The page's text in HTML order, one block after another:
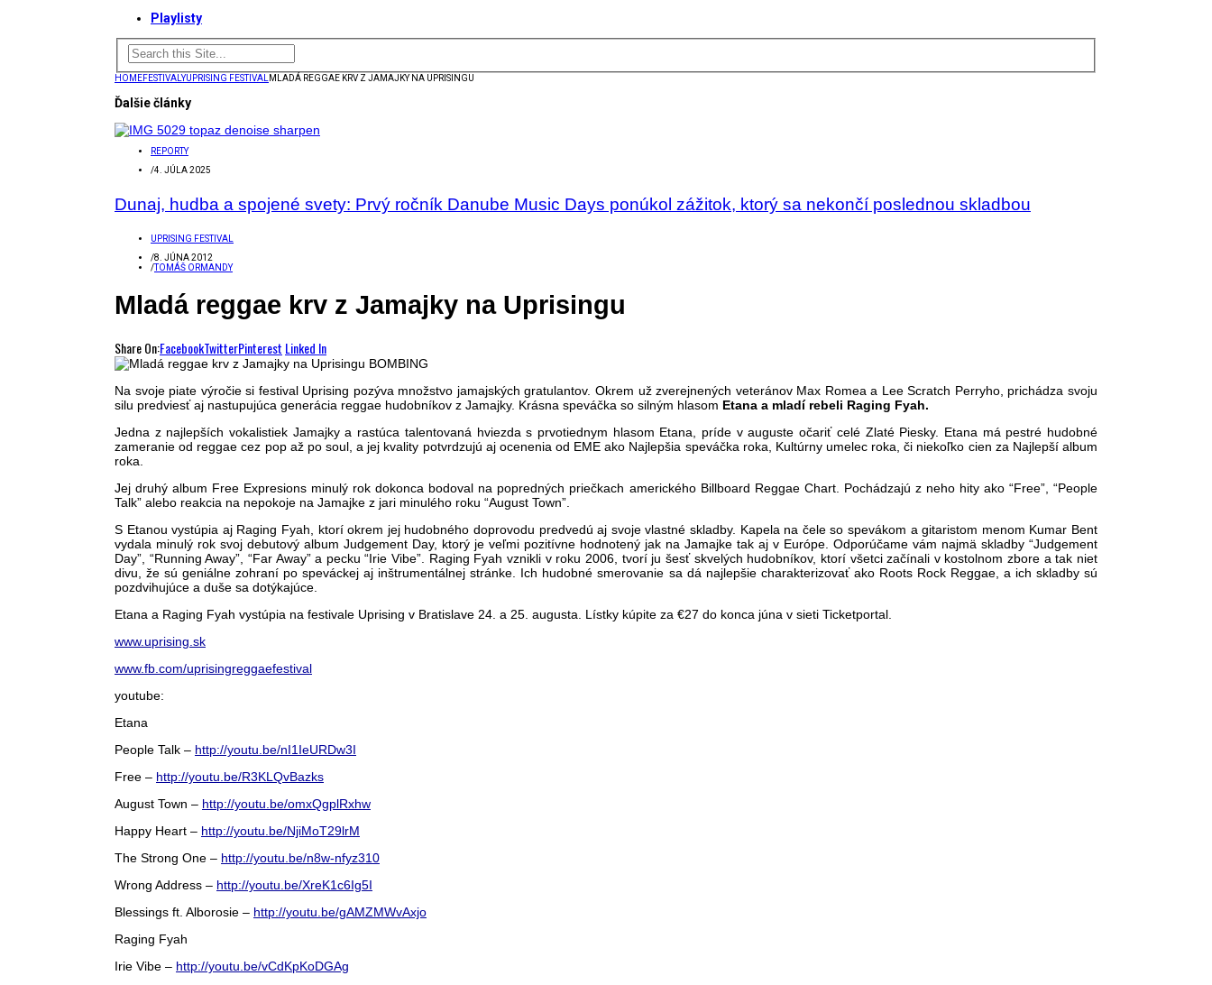
Playlisty
HOMEFESTIVALYUPRISING FESTIVAL MLADÁ REGGAE KRV Z JAMAJKY NA UPRISINGU
Ďalšie články
REPORTY
/4. JÚLA 2025
Dunaj, hudba a spojené svety: Prvý ročník Danube Music Days ponúkol zážitok, ktorý sa nekončí poslednou skladbou
UPRISING FESTIVAL
/8. JÚNA 2012
/TOMÁŠ ORMANDY
Mladá reggae krv z Jamajky na Uprisingu
Share On:FacebookTwitterPinterest Linked In
Na svoje piate výročie si festival Uprising pozýva množstvo jamajských gratulantov. Okrem už zverejnených veteránov Max Romea a Lee Scratch Perryho, prichádza svoju
silu predviesť aj nastupujúca generácia reggae hudobníkov z Jamajky. Krásna speváčka so silným hlasom Etana a mladí rebeli Raging Fyah.
Jedna z najlepších vokalistiek Jamajky a rastúca talentovaná hviezda s prvotiednym hlasom Etana, príde v auguste očariť celé Zlaté Piesky. Etana má pestré hudobné
zameranie od reggae cez pop až po soul, a jej kvality potvrdzujú aj ocenenia od EME ako Najlepšia speváčka roka, Kultúrny umelec roka, či niekoľko cien za Najlepší album
roka.
Jej druhý album Free Expresions minulý rok dokonca bodoval na popredných priečkach amerického Billboard Reggae Chart. Pochádzajú z neho hity ako “Free”, “People
Talk” alebo reakcia na nepokoje na Jamajke z jari minulého roku “August Town”.
S Etanou vystúpia aj Raging Fyah, ktorí okrem jej hudobného doprovodu predvedú aj svoje vlastné skladby. Kapela na čele so spevákom a gitaristom menom Kumar Bent
vydala minulý rok svoj debutový album Judgement Day, ktorý je veľmi pozitívne hodnotený jak na Jamajke tak aj v Európe. Odporúčame vám najmä skladby “Judgement
Day”, “Running Away”, “Far Away” a pecku “Irie Vibe”. Raging Fyah vznikli v roku 2006, tvorí ju šesť skvelých hudobníkov, ktorí všetci začínali v kostolnom zbore a tak niet
divu, že sú geniálne zohraní po speváckej aj inštrumentálnej stránke. Ich hudobné smerovanie sa dá najlepšie charakterizovať ako Roots Rock Reggae, a ich skladby sú
pozdvihujúce a duše sa dotýkajúce.
Etana a Raging Fyah vystúpia na festivale Uprising v Bratislave 24. a 25. augusta. Lístky kúpite za €27 do konca júna v sieti Ticketportal.
www.uprising.sk
www.fb.com/uprisingreggaefestival
youtube:
Etana
People Talk – http://youtu.be/nI1IeURDw3I
Free – http://youtu.be/R3KLQvBazks
August Town – http://youtu.be/omxQgplRxhw
Happy Heart – http://youtu.be/NjiMoT29lrM
The Strong One – http://youtu.be/n8w-nfyz310
Wrong Address – http://youtu.be/XreK1c6Ig5I
Blessings ft. Alborosie – http://youtu.be/gAMZMWvAxjo
Raging Fyah
Irie Vibe – http://youtu.be/vCdKpKoDGAg